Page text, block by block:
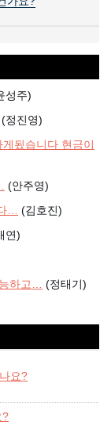
성주)
(정진영)
됬습니다 현금이
(안주영)
… (김호진)
연)
하고… (정태기)
요?
?